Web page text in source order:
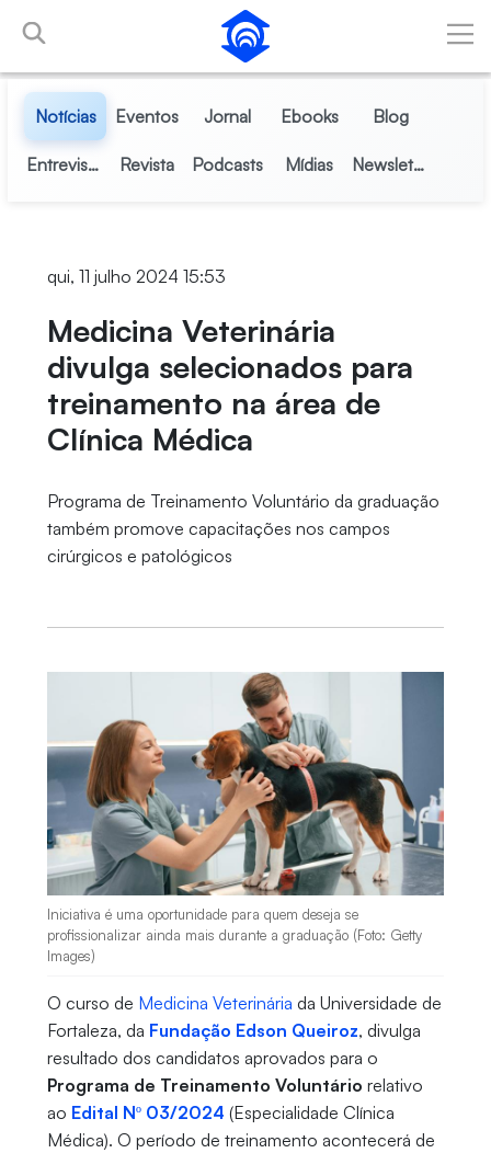
Pular para o Conteúdo principal
Notícias Eventos Jornal Ebooks Blog
Entrevistas Revista Podcasts Mídias Newsletter
qui, 11 julho 2024 15:53
Medicina Veterinária
divulga selecionados para
treinamento na área de
Clínica Médica
Programa de Treinamento Voluntário da graduação
também promove capacitações nos campos
cirúrgicos e patológicos
Iniciativa é uma oportunidade para quem deseja se
profissionalizar ainda mais durante a graduação (Foto: Getty
Images)
O curso de Medicina Veterinária da Universidade de
Fortaleza, da Fundação Edson Queiroz, divulga
resultado dos candidatos aprovados para o
Programa de Treinamento Voluntário relativo
ao Edital Nº 03/2024 (Especialidade Clínica
Médica). O período de treinamento acontecerá de